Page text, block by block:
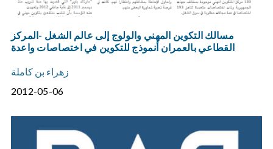
مسالك التكوين المهني والولوج إلى عالم الشغل -المركز
القطاعي بالعمران أنموذج للتكوين في اختصاصات واعدة
زهراء بن كاملة
2012-05-06